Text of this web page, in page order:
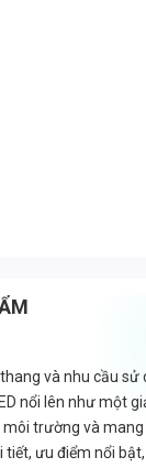
và nhu cầu
nổi lên như một
trường và
ưu điểm nổi